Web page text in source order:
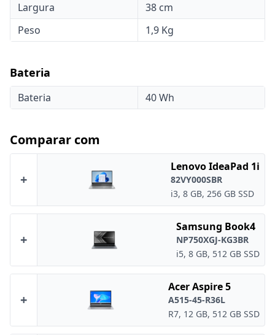
Largura
38 cm
Peso
1,9 Kg
Bateria
Bateria 40 Wh
Comparar com
+
Lenovo IdeaPad 1i
82VY000SBR
i3, 8 GB, 256 GB SSD
+
Samsung Book4
NP750XGJ-KG3BR
i5, 8 GB, 512 GB SSD
+
Acer Aspire 5
A515-45-R36L
R7, 12 GB, 512 GB SSD